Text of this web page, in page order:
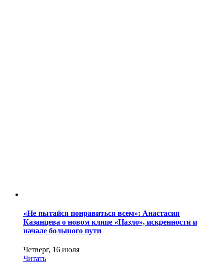
«Не пытайся понравиться всем»: Анастасия
Казанцева о новом клипе «Назло», искренности и
начале большого пути
Четверг, 16 июля
Читать